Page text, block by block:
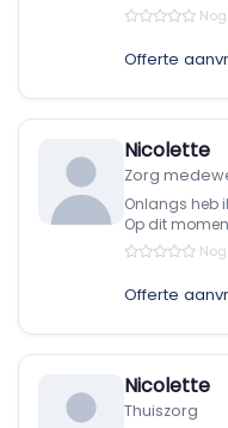
Offerte
Nicolette
Zorg
Onlangs heb
Op dit
Offerte
Nicolette
Thuiszorg